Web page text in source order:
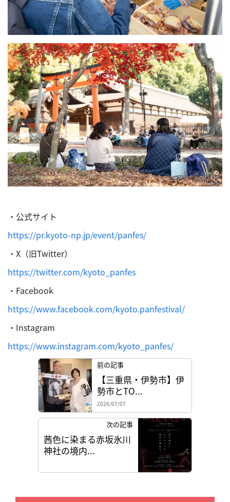
・公式サイト
https://pr.kyoto-np.jp/event/panfes/
・X（旧Twitter）
https://twitter.com/kyoto_panfes
・Facebook
https://www.facebook.com/kyoto.panfestival/
・Instagram
https://www.instagram.com/kyoto_panfes/
前の記事
【三重県・伊勢市】伊
勢市とTO...
2026/07/07
次の記事
茜色に染まる赤坂氷川
神社の境内...